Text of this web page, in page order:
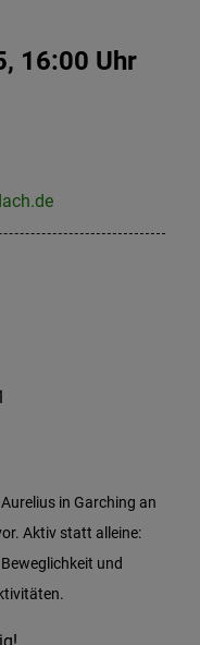
16:00 Uhr
in Garching an
Aktiv statt alleine:
und